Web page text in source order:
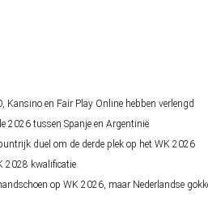
Kansino en Fair Play Online hebben verlengd
2026 tussen Spanje en Argentinië
duel om de derde plek op het WK 2026
2028 kwalificatie
op WK 2026, maar Nederlandse